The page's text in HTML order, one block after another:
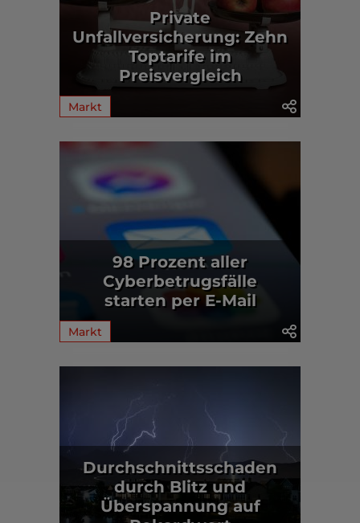
Private
Unfallversicherung: Zehn
Toptarife im
Preisvergleich
Markt
98 Prozent aller
Cyberbetrugsfälle
starten per E-Mail
Markt
Durchschnittsschaden
durch Blitz und
Überspannung auf